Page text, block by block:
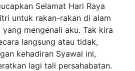
Selamat Hari Raya
untuk rakan-rakan di alam
yang mengenali aku. Tak kira
langsung atau tidak,
kehadiran Syawal ini,
lagi tali persahabatan.